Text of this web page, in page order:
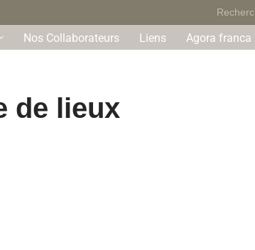
Nos Collaborateurs Liens Agora franca
de lieux